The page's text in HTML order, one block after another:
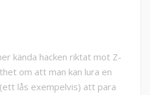
kända hacken riktat mot Z-
om att man kan lura en
lås exempelvis) att para